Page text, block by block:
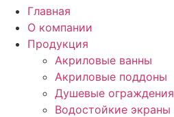
Главная
О компании
Продукция
Акриловые ванны
Акриловые поддоны
Душевые ограждения
Водостойкие экраны